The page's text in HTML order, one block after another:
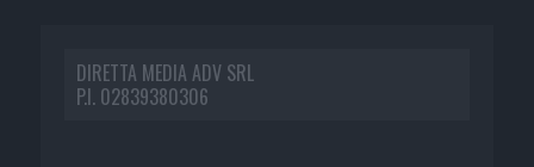
DIRETTA MEDIA ADV SRL
P.I. 02839380306